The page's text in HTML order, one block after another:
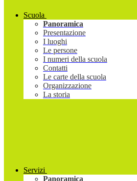
Scuola
Panoramica
Presentazione
I luoghi
Le persone
I numeri della scuola
Contatti
Le carte della scuola
Organizzazione
La storia
Servizi
Panoramica